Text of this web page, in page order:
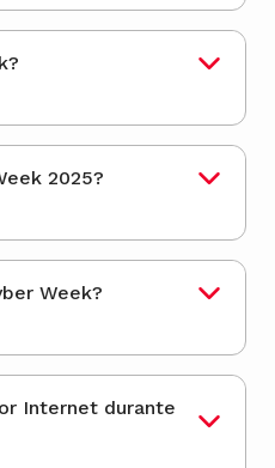
2025?
Week?
Internet durante